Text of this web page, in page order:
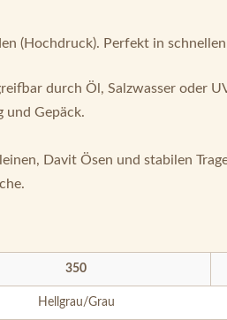
(Hochdruck). Perfekt in
durch Öl, Salzwasser oder
und Gepäck.
Davit Ösen und stabilen
350
Hellgrau/Grau